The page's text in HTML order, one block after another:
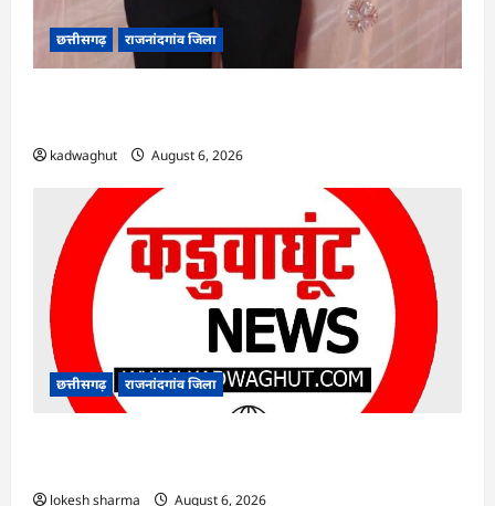
छत्तीसगढ़ राजनांदगांव जिला
kadwaghut August 6, 2026
छत्तीसगढ़ राजनांदगांव जिला
lokesh sharma August 6, 2026